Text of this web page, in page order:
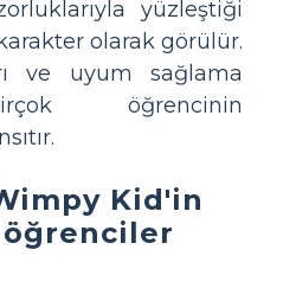
yüzleştiği
olarak görülür.
ve uyum sağlama
öğrencinin
Kid'in
öğrenciler